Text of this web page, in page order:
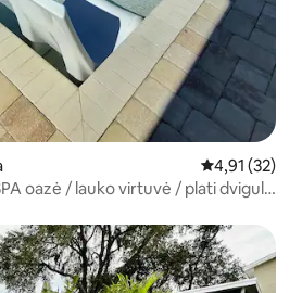
Vidutinis
4,91 (32)
oazė / lauko virtuvė / plati dvigulė